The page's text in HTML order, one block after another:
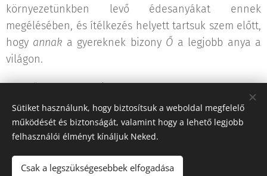
környezetünkben levő édesanyákat ennek
megélésében, és ítélkezés helyett tartsuk szem előtt,
hogy annak a gyereknek bizony Ő a legjobb anya a
világon.
Share
Sütiket használunk, hogy biztosítsuk a weboldal megfelelő
működését és biztonságát, valamint hogy a lehető legjobb
felhasználói élményt kínáljuk Neked.
Csak a legszükségesebbek elfogadása